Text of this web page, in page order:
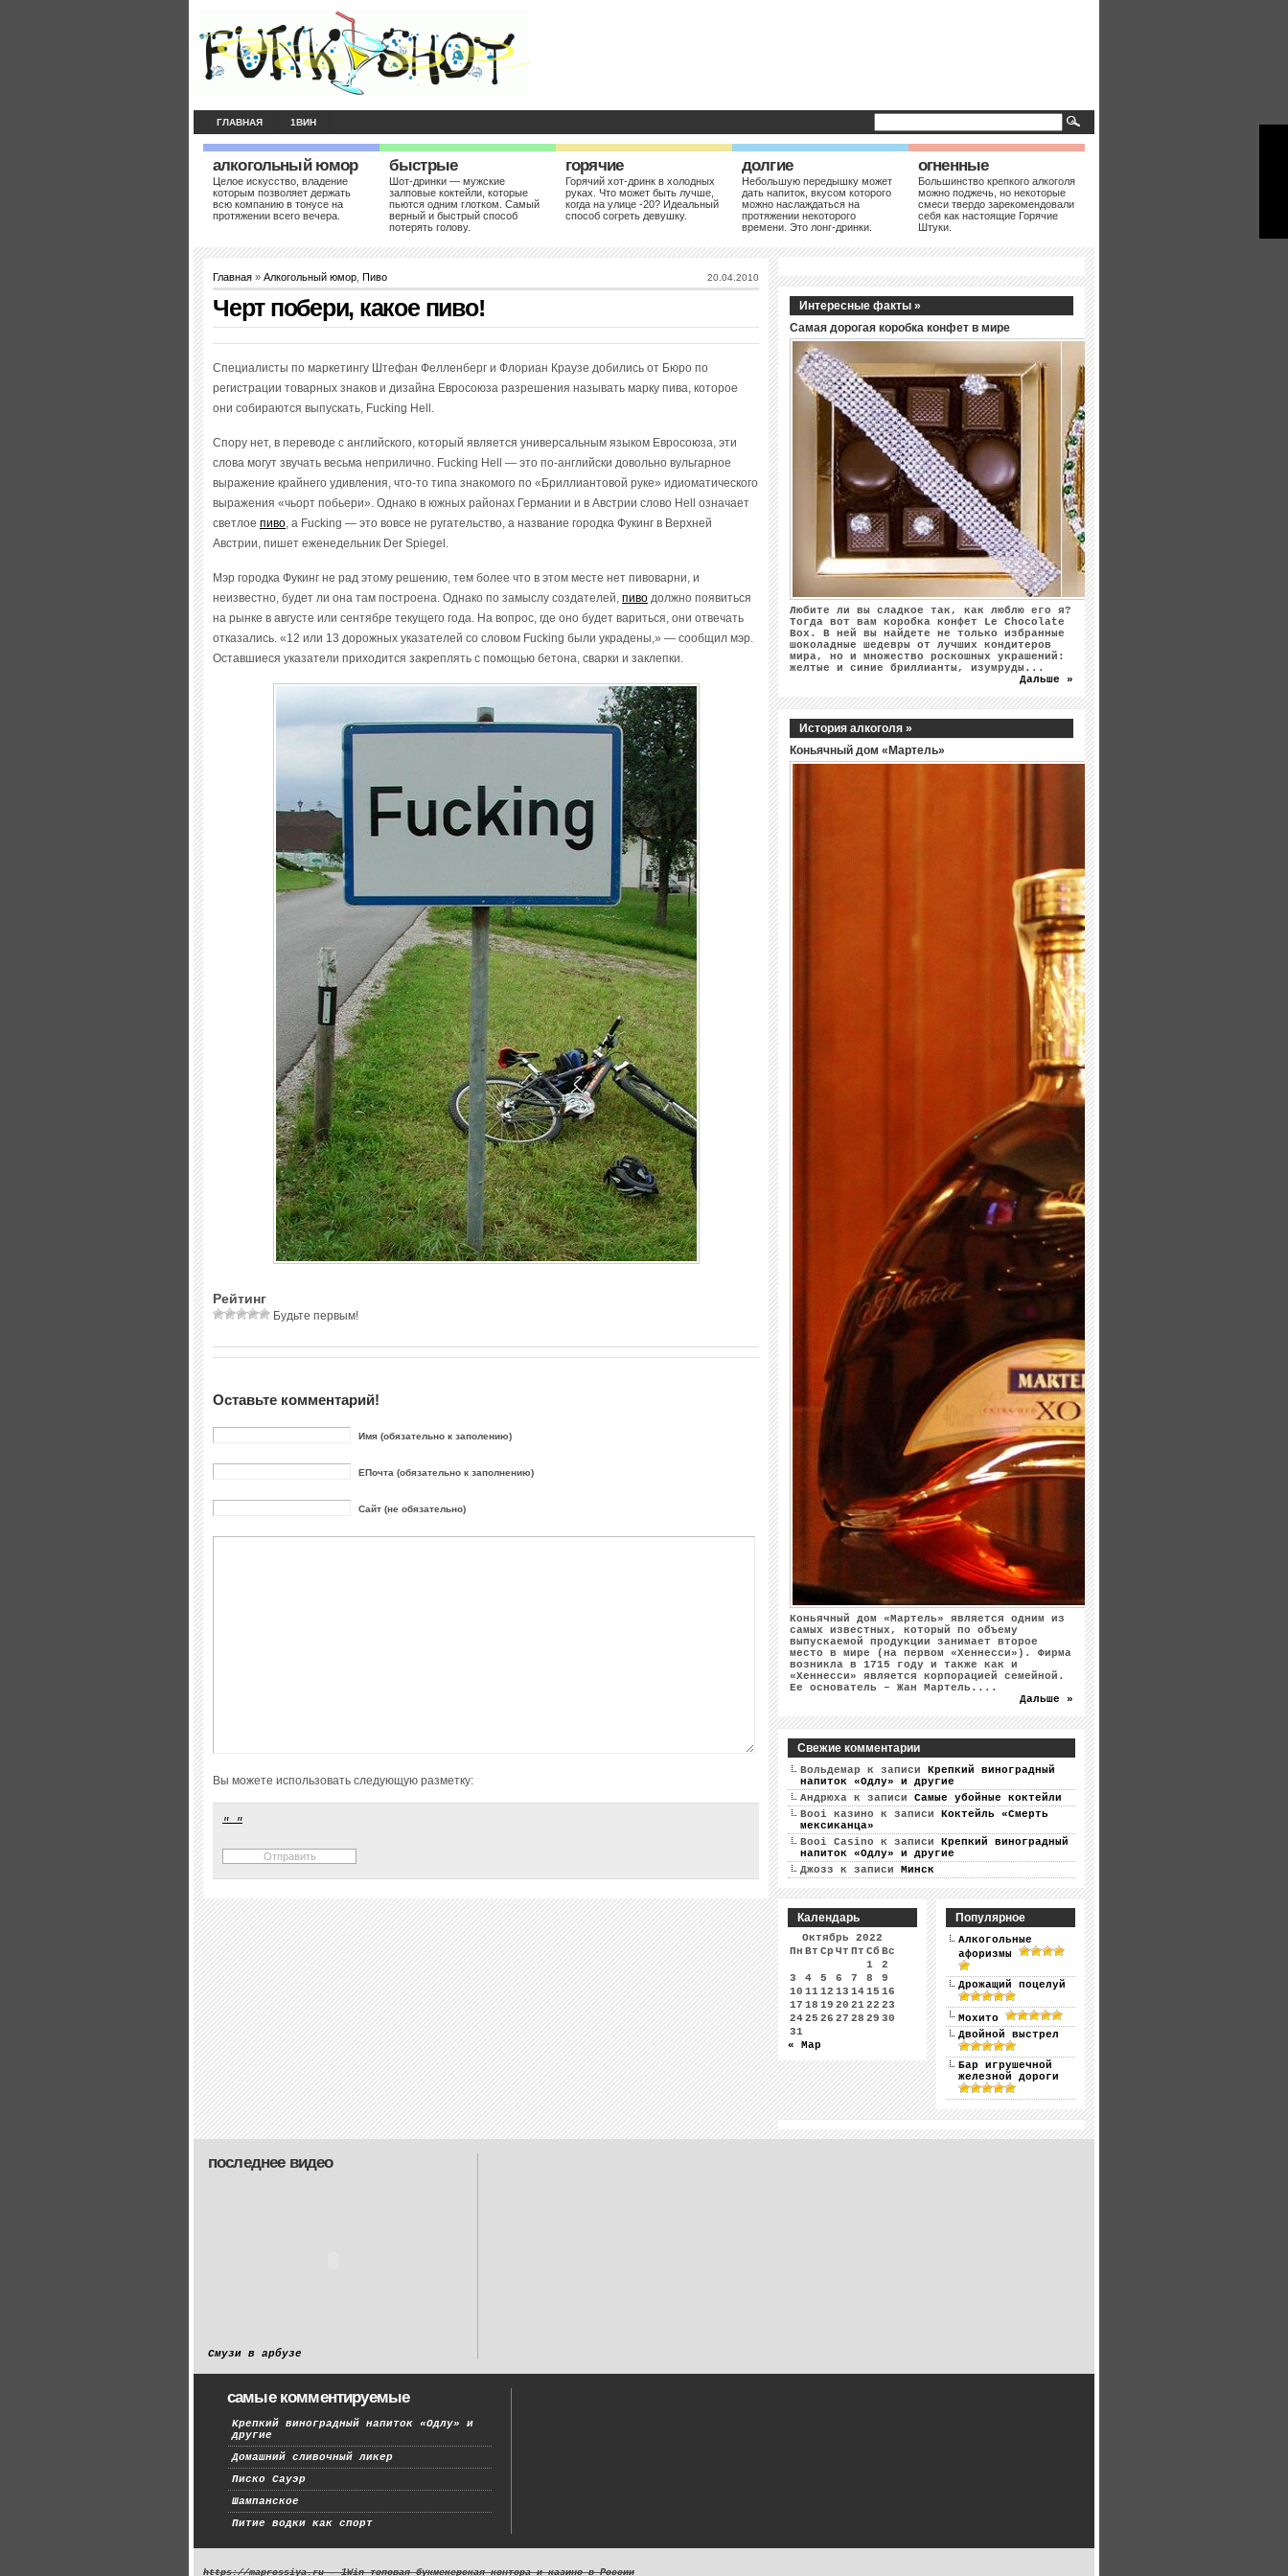
ГЛАВНАЯ 1ВИН
алкогольный юмор
Целое искусство, владение
которым позволяет держать
всю компанию в тонусе на
протяжении всего вечера.
быстрые
Шот-дринки — мужские
залповые коктейли, которые
пьются одним глотком. Самый
верный и быстрый способ
потерять голову.
горячие
Горячий хот-дринк в холодных
руках. Что может быть лучше,
когда на улице -20? Идеальный
способ согреть девушку.
долгие
Небольшую передышку может
дать напиток, вкусом которого
можно наслаждаться на
протяжении некоторого
времени. Это лонг-дринки.
огненные
Большинство крепкого алкоголя
можно поджечь, но некоторые
смеси твердо зарекомендовали
себя как настоящие Горячие
Штуки.
Главная » Алкогольный юмор Пиво 20.04.2010
Черт побери, какое пиво!
Специалисты по маркетингу Штефан Фелленберг и Флориан Краузе добились от Бюро по
регистрации товарных знаков и дизайна Евросоюза разрешения называть марку пива, которое
они собираются выпускать, Fucking Hell.
Спору нет, в переводе с английского, который является универсальным языком Евросоюза, эти
слова могут звучать весьма неприлично. Fucking Hell — это по-английски довольно вульгарное
выражение крайнего удивления, что-то типа знакомого по «Бриллиантовой руке» идиоматического
выражения «чьорт побьери». Однако в южных районах Германии и в Австрии слово Hell означает
светлое пиво, а Fucking — это вовсе не ругательство, а название городка Фукинг в Верхней
Австрии, пишет еженедельник Der Spiegel.
Мэр городка Фукинг не рад этому решению, тем более что в этом месте нет пивоварни, и
неизвестно, будет ли она там построена. Однако по замыслу создателей, пиво должно появиться
на рынке в августе или сентябре текущего года. На вопрос, где оно будет вариться, они отвечать
отказались. «12 или 13 дорожных указателей со словом Fucking были украдены,» — сообщил мэр.
Оставшиеся указатели приходится закреплять с помощью бетона, сварки и заклепки.
Рейтинг
Будьте первым!
Оставьте комментарий!
Имя (обязательно к заполению)
ЕПочта (обязательно к заполнению)
Сайт (не обязательно)
Вы можете использовать следующую разметку:
Интересные факты »
Самая дорогая коробка конфет в мире
Любите ли вы сладкое так, как люблю его я?
Тогда вот вам коробка конфет Le Chocolate
Box. В ней вы найдете не только избранные
шоколадные шедевры от лучших кондитеров
мира, но и множество роскошных украшений:
желтые и синие бриллианты, изумруды...
Дальше »
История алкоголя »
Коньячный дом «Мартель»
Коньячный дом «Мартель» является одним из
самых известных, который по объему
выпускаемой продукции занимает второе
место в мире (на первом «Хеннесси»). Фирма
возникла в 1715 году и также как и
«Хеннесси» является корпорацией семейной.
Ее основатель – Жан Мартель....
Дальше »
Свежие комментарии
Вольдемар к записи Крепкий виноградный
напиток «Одлу» и другие
Андрюха к записи Самые убойные коктейли
Booi казино к записи Коктейль «Смерть
мексиканца»
Booi Casino к записи Крепкий виноградный
напиток «Одлу» и другие
Джозз к записи Минск
Календарь
Октябрь 2022
Пн Вт Ср Чт Пт Сб Вс
1
2
3
4 5 6 7 8
9
10 1112 13 1415 16
17 18 19 20 2122 23
2425 26 27 28 29 30
31
« Мар
Популярное
Алкогольные
афоризмы
Дрожащий поцелуй
Мохито
Двойной выстрел
Бар игрушечной
железной дороги
последнее видео
Смузи в арбузе
самые комментируемые
Крепкий виноградный напиток «Одлу» и
другие
Домашний сливочный ликер
Писко Сауэр
Шампанское
Питие водки как спорт
https://maprossiya.ru - 1Win топовая букмекерская контора и казино в России